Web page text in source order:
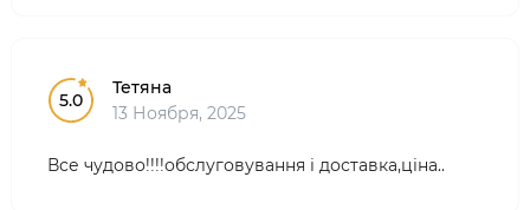
5.0
Тетяна
13 Ноября, 2025
Все чудово!!!!обслуговування і доставка,ціна..